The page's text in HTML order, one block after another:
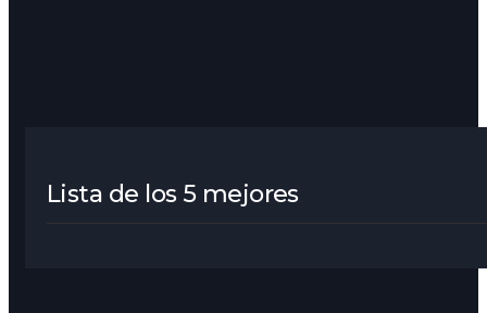
Lista de los 5 mejores